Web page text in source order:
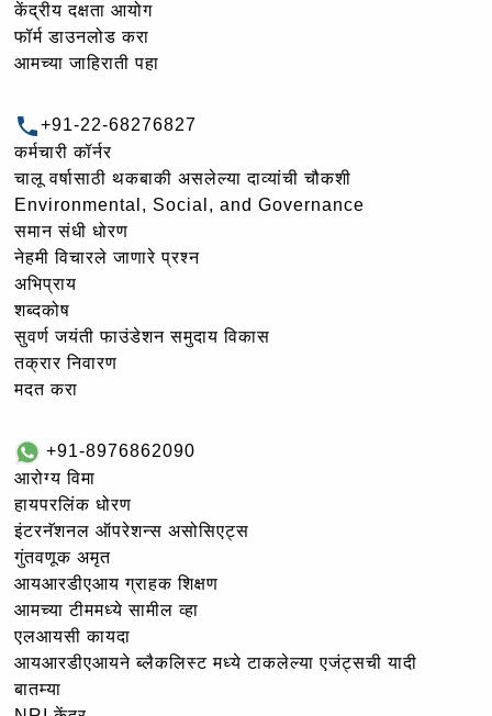
केंद्रीय दक्षता आयोग
फॉर्म डाउनलोड करा
आमच्या जाहिराती पहा
+91-22-68276827
कर्मचारी कॉर्नर
चालू वर्षासाठी थकबाकी असलेल्या दाव्यांची चौकशी
Environmental, Social, and Governance
समान संधी धोरण
नेहमी विचारले जाणारे प्रश्न
अभिप्राय
शब्दकोष
सुवर्ण जयंती फाउंडेशन समुदाय विकास
तक्रार निवारण
मदत करा
+91-8976862090
आरोग्य विमा
हायपरलिंक धोरण
इंटरनॅशनल ऑपरेशन्स असोसिएट्स
गुंतवणूक अमृत
आयआरडीएआय ग्राहक शिक्षण
आमच्या टीममध्ये सामील व्हा
एलआयसी कायदा
आयआरडीएआयने ब्लैकलिस्ट मध्ये टाकलेल्या एजंट्सची यादी
बातम्या